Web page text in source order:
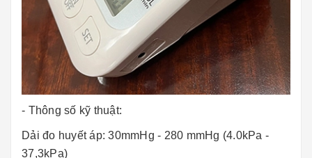
- Thông số kỹ thuật:
Dải đo huyết áp: 30mmHg - 280 mmHg (4.0kPa -
37,3kPa)